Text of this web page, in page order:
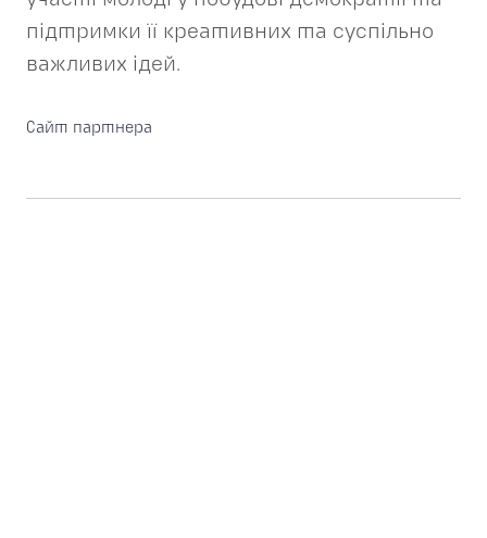
підтримки її креативних та суспільно
важливих ідей.
Сайт партнера